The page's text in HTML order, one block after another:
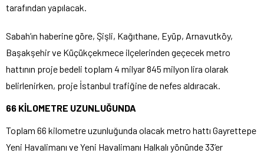
tarafından yapılacak.
Sabah’ın haberine göre, Şişli, Kağıthane, Eyüp, Arnavutköy,
Başakşehir ve Küçükçekmece ilçelerinden geçecek metro
hattının proje bedeli toplam 4 milyar 845 milyon lira olarak
belirlenirken, proje İstanbul trafiğine de nefes aldıracak.
66 KİLOMETRE UZUNLUĞUNDA
Toplam 66 kilometre uzunluğunda olacak metro hattı Gayrettepe
Yeni Havalimanı ve Yeni Havalimanı Halkalı yönünde 33’er